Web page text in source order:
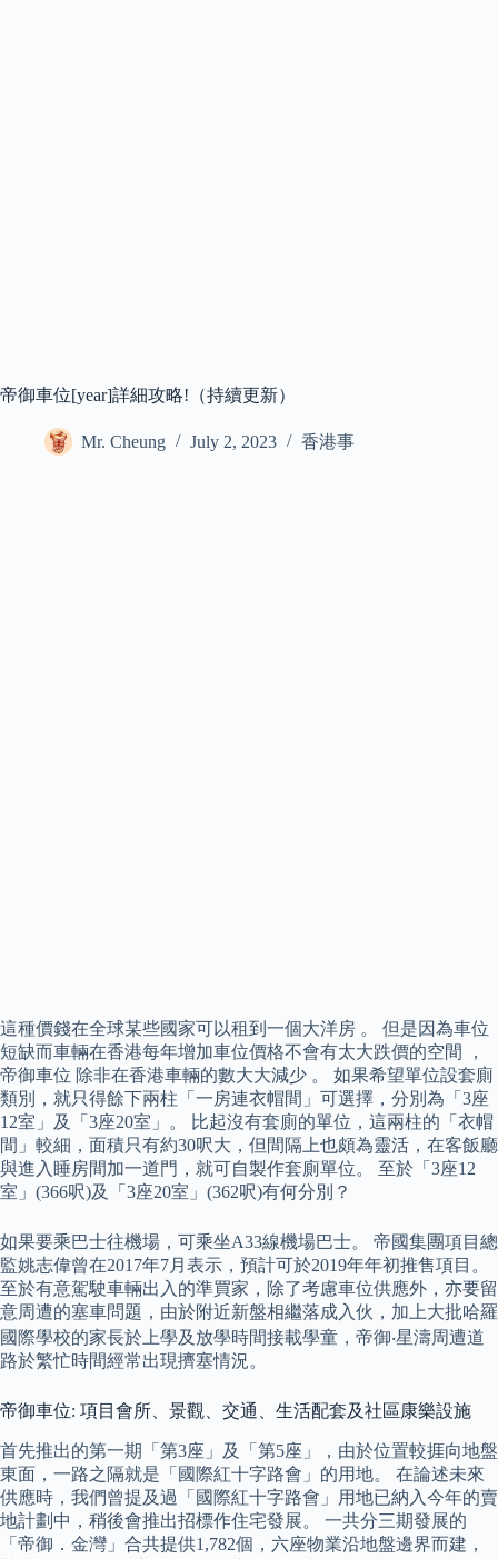
帝御車位[year]詳細攻略!（持續更新）
Mr. Cheung July 2, 2023 香港事
這種價錢在全球某些國家可以租到一個大洋房 。 但是因為車位
短缺而車輛在香港每年增加車位價格不會有太大跌價的空間 ，
帝御車位 除非在香港車輛的數大大減少 。 如果希望單位設套廁
類別，就只得餘下兩柱「一房連衣帽間」可選擇，分別為「3座
12室」及「3座20室」。 比起沒有套廁的單位，這兩柱的「衣帽
間」較細，面積只有約30呎大，但間隔上也頗為靈活，在客飯廳
與進入睡房間加一道門，就可自製作套廁單位。 至於「3座12
室」(366呎)及「3座20室」(362呎)有何分別？
如果要乘巴士往機場，可乘坐A33線機場巴士。 帝國集團項目總
監姚志偉曾在2017年7月表示，預計可於2019年年初推售項目。
至於有意駕駛車輛出入的準買家，除了考慮車位供應外，亦要留
意周遭的塞車問題，由於附近新盤相繼落成入伙，加上大批哈羅
國際學校的家長於上學及放學時間接載學童，帝御‧星濤周遭道
路於繁忙時間經常出現擠塞情況。
帝御車位: 項目會所、景觀、交通、生活配套及社區康樂設施
首先推出的第一期「第3座」及「第5座」，由於位置較捱向地盤
東面，一路之隔就是「國際紅十字路會」的用地。 在論述未來
供應時，我們曾提及過「國際紅十字路會」用地已納入今年的賣
地計劃中，稍後會推出招標作住宅發展。 一共分三期發展的
「帝御．金灣」合共提供1,782個，六座物業沿地盤邊界而建，